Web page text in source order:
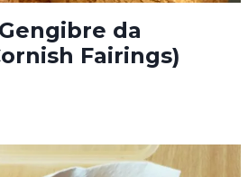
da
Fairings)